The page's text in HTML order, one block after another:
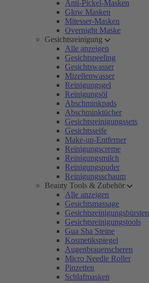
Anti-Pickel-Masken
Glow Masken
Mitesser-Masken
Overnight Maske
Gesichtsreinigung
Alle anzeigen
Gesichtspeeling
Gesichtswasser
Mizellenwasser
Reinigungsgel
Reinigungsöl
Abschminkpads
Abschminktücher
Gesichtsreinigungssets
Gesichtsseife
Make-up-Entferner
Reinigungscreme
Reinigungsmilch
Reinigungspuder
Reinigungsschaum
Beauty Tools & Zubehör
Alle anzeigen
Gesichtsmassage
Gesichtsreinigungsbürsten
Gesichtsreinigungstools
Gua Sha Steine
Kosmetikspiegel
Augenbrauenscheren
Micro Needle Roller
Pinzetten
Schlafmasken